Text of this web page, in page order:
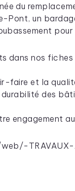
du
un
dans nos fiches
faire et la
des
engagement
TRAVAUX-